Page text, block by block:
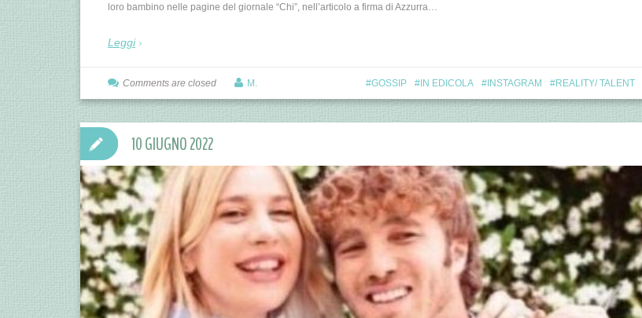
loro bambino nelle pagine del giornale “Chi”, nell’articolo a firma di Azzurra…
Leggi
GOSSIP IN EDICOLA INSTAGRAM REALITY/ TALENT
Comments are closed M.
10 GIUGNO 2022